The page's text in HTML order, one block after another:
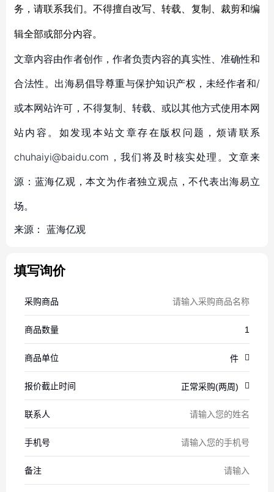
务，请联系我们。不得擅自改写、转载、复制、裁剪和编
辑全部或部分内容。
文章内容由作者创作，作者负责内容的真实性、准确性和
合法性。出海易倡导尊重与保护知识产权，未经作者和/
或本网站许可，不得复制、转载、或以其他方式使用本网
站内容。如发现本站文章存在版权问题，烦请联系
chuhaiyi@baidu.com，我们将及时核实处理。文章来
源：蓝海亿观，本文为作者独立观点，不代表出海易立
场。
来源： 蓝海亿观
填写询价